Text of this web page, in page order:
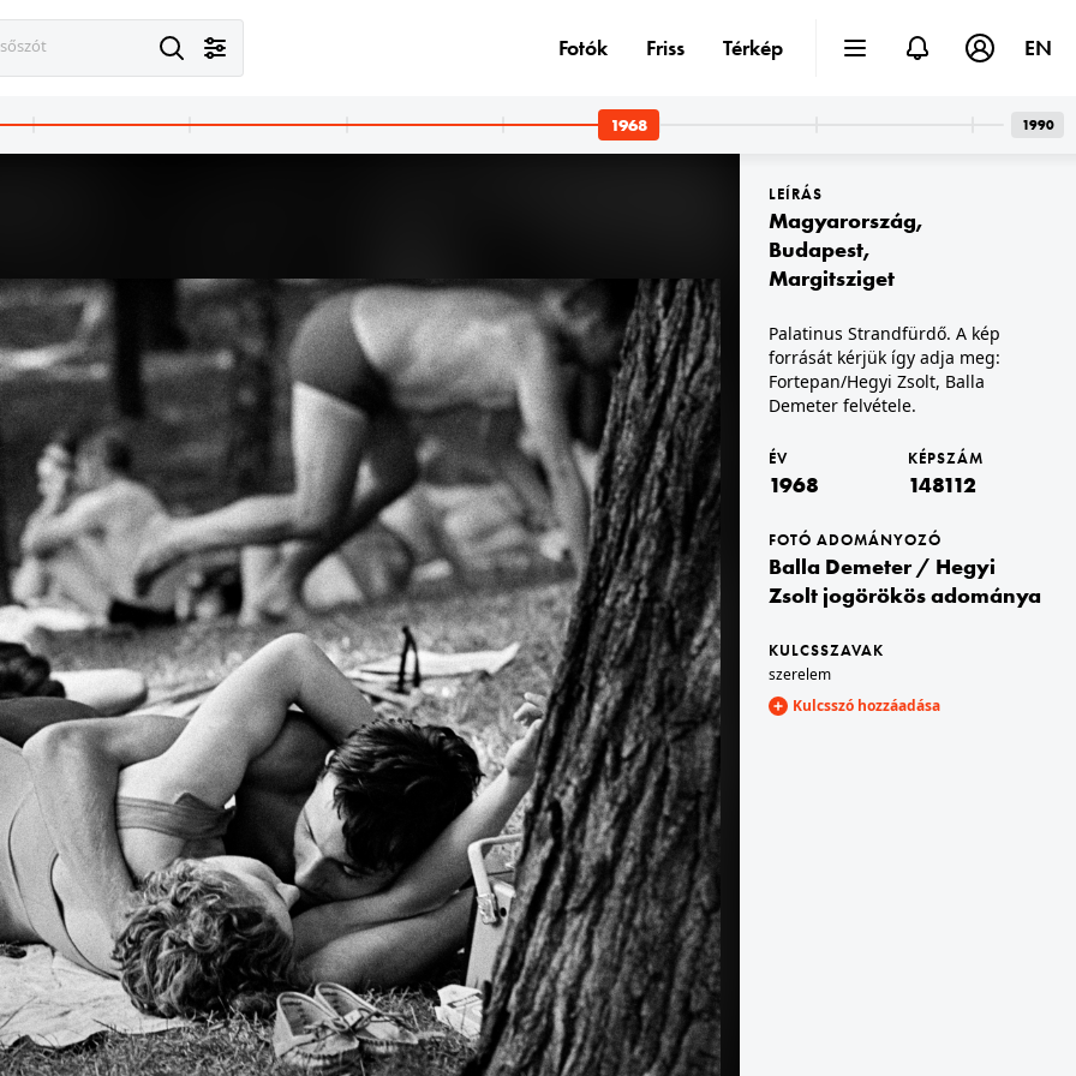
a román fegyveres erők tábornoka. A felvétel az 1968 április 12-i látogatás alkalmával készült.
1968 · Craiova
Charles de Gaulle francia köztársasági elnök (balról a második) látogatása a villamos erőműben, mellette Nicolae Ceaușescu román pártvezető.
1968 · Bukarest
Államtanács palotája (egykor királyi palota, ma Román Nemzeti Művészeti Múzeum). Charles de Gaulle francia köztársasági elnök (jobbról a második) látogatása, vele szemben Nicolae Ceaușescu román pártvezető.
· Bukarest
Ion Câmpineanu 28., Kongresszusi Csarnok (Sala Palatului). A Román Kommunista Párt gyűlése.
1968 · Bukarest
Ciprian Porumbescu Konzervatórium, Halmos György zongoraművész.
1968 · Bukarest
1968 · Zilah
építkezés az új városnegyedben.
1968 · Balázsfalva
piactér (Piata 1848), a görögkatolikus Szentháromság-székesegyház (Catedrala Sfânta Treime).
1968 · Zilah
kilátás a mai Silvania Főgimnázium felől, balra a református templom, jobbra a Kossuth tér (piața Iuliu Maniu).
LEÍRÁS
Magyarország,
Budapest,
Margitsziget
Palatinus Strandfürdő. A kép
forrását kérjük így adja meg:
Fortepan/Hegyi Zsolt, Balla
Demeter felvétele.
ÉV
1968
KÉPSZÁM
148112
FOTÓ ADOMÁNYOZÓ
Balla Demeter / Hegyi
Zsolt jogörökös adománya
KULCSSZAVAK
szerelem
Kulcsszó hozzáadása
Fotók Friss Térkép EN
1990
1968